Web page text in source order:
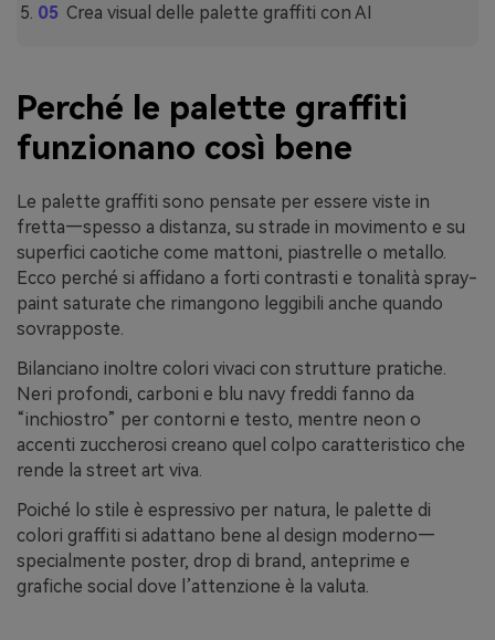
Crea visual delle palette graffiti con AI
Perché le palette graffiti
funzionano così bene
Le palette graffiti sono pensate per essere viste in
fretta—spesso a distanza, su strade in movimento e su
superfici caotiche come mattoni, piastrelle o metallo.
Ecco perché si affidano a forti contrasti e tonalità spray-
paint saturate che rimangono leggibili anche quando
sovrapposte.
Bilanciano inoltre colori vivaci con strutture pratiche.
Neri profondi, carboni e blu navy freddi fanno da
“inchiostro” per contorni e testo, mentre neon o
accenti zuccherosi creano quel colpo caratteristico che
rende la street art viva.
Poiché lo stile è espressivo per natura, le palette di
colori graffiti si adattano bene al design moderno—
specialmente poster, drop di brand, anteprime e
grafiche social dove l’attenzione è la valuta.